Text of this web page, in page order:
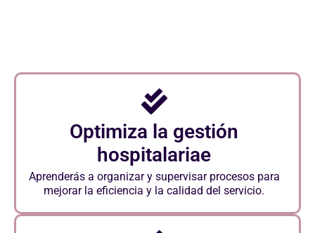
Optimiza la gestión
hospitalariae
Aprenderás a organizar y supervisar procesos para
mejorar la eficiencia y la calidad del servicio.